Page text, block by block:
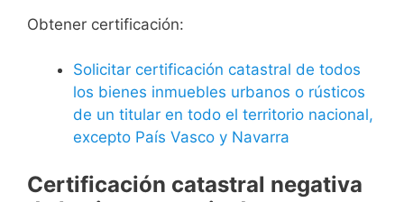
Obtener certificación:
Solicitar certificación catastral de todos
los bienes inmuebles urbanos o rústicos
de un titular en todo el territorio nacional,
excepto País Vasco y Navarra
Certificación catastral negativa